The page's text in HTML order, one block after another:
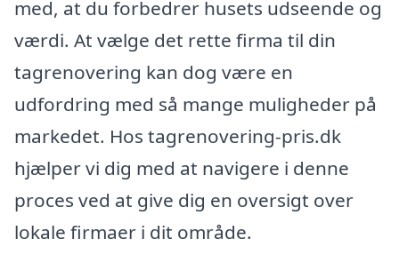
med, at du forbedrer husets udseende og
værdi. At vælge det rette firma til din
tagrenovering kan dog være en
udfordring med så mange muligheder på
markedet. Hos tagrenovering-pris.dk
hjælper vi dig med at navigere i denne
proces ved at give dig en oversigt over
lokale firmaer i dit område.